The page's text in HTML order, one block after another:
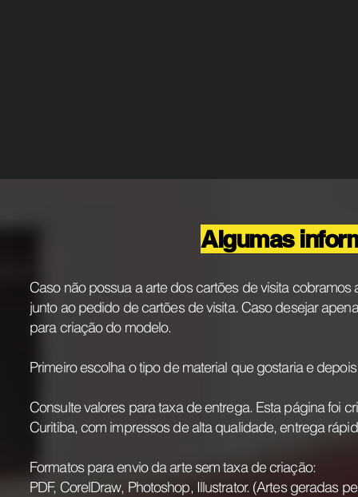
Algumas
Caso não possua a arte dos cartões de visita
junto ao pedido de cartões de visita. Caso desejar
para criação do modelo.
Primeiro escolha o tipo de material que gostaria e
Consulte valores para taxa de entrega. Esta página foi
Curitiba, com impressos de alta qualidade, entrega
Formatos para envio da arte sem taxa de criação:
PDF, CorelDraw, Photoshop, Illustrator. (Artes geradas